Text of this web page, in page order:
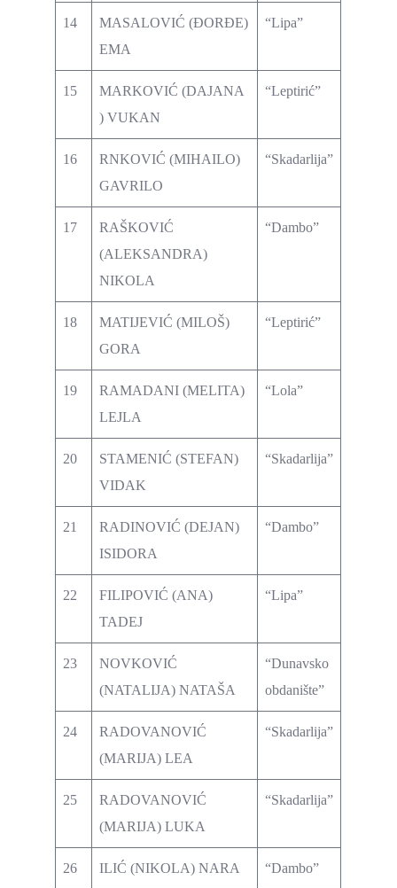
14
MASALOVIĆ (ĐORĐE)
EMA
“Lipa”
15
MARKOVIĆ (DAJANA
) VUKAN
“Leptirić”
16
RNKOVIĆ (MIHAILO)
GAVRILO
“Skadarlija”
17
RAŠKOVIĆ
(ALEKSANDRA)
NIKOLA
“Dambo”
18
MATIJEVIĆ (MILOŠ)
GORA
“Leptirić”
19
RAMADANI (MELITA)
LEJLA
“Lola”
20
STAMENIĆ (STEFAN)
VIDAK
“Skadarlija”
21
RADINOVIĆ (DEJAN)
ISIDORA
“Dambo”
22
FILIPOVIĆ (ANA)
TADEJ
“Lipa”
23
NOVKOVIĆ
(NATALIJA) NATAŠA
“Dunavsko
obdanište”
24
RADOVANOVIĆ
(MARIJA) LEA
“Skadarlija”
25
RADOVANOVIĆ
(MARIJA) LUKA
“Skadarlija”
26 ILIĆ (NIKOLA) NARA “Dambo”